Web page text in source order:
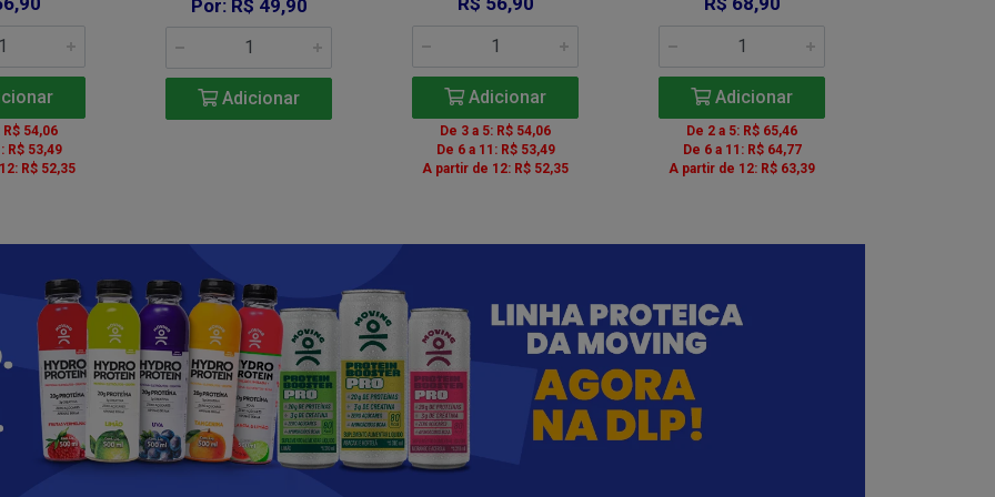
R$ 54,06
R$ 53,49
R$ 52,35
Por: R$ 49,90
Adicionar Adicionar
De 3 a 5: R$ 54,06
De 6 a 11: R$ 53,49
A partir de 12: R$ 52,35
Adicionar
De 2 a 5: R$ 65,46
De 6 a 11: R$ 64,77
A partir de 12: R$ 63,39